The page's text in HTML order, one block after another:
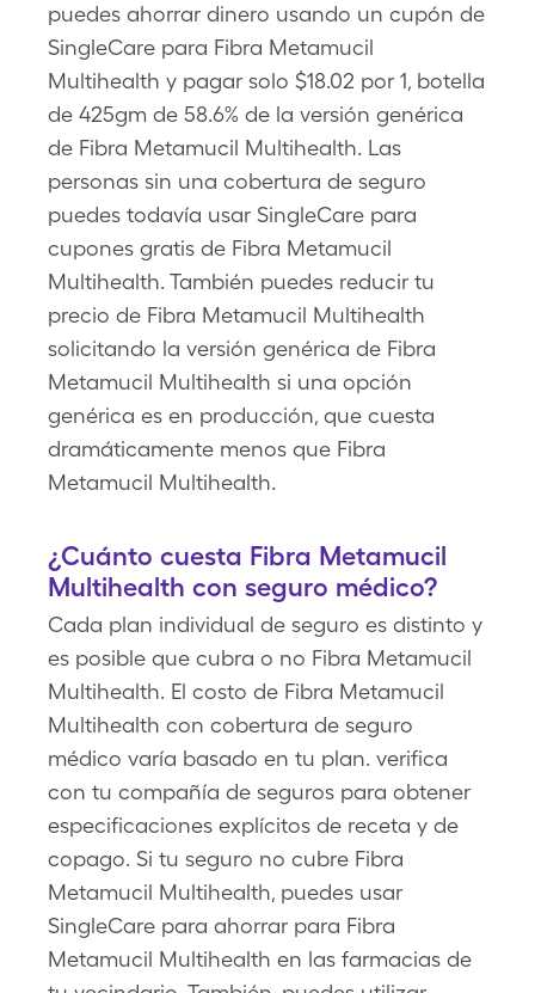
puedes ahorrar dinero usando un cupón de
SingleCare para Fibra Metamucil
Multihealth y pagar solo $18.02 por 1, botella
de 425gm de 58.6% de la versión genérica
de Fibra Metamucil Multihealth. Las
personas sin una cobertura de seguro
puedes todavía usar SingleCare para
cupones gratis de Fibra Metamucil
Multihealth. También puedes reducir tu
precio de Fibra Metamucil Multihealth
solicitando la versión genérica de Fibra
Metamucil Multihealth si una opción
genérica es en producción, que cuesta
dramáticamente menos que Fibra
Metamucil Multihealth.
¿Cuánto cuesta Fibra Metamucil
Multihealth con seguro médico?
Cada plan individual de seguro es distinto y
es posible que cubra o no Fibra Metamucil
Multihealth. El costo de Fibra Metamucil
Multihealth con cobertura de seguro
médico varía basado en tu plan. verifica
con tu compañía de seguros para obtener
especificaciones explícitos de receta y de
copago. Si tu seguro no cubre Fibra
Metamucil Multihealth, puedes usar
SingleCare para ahorrar para Fibra
Metamucil Multihealth en las farmacias de